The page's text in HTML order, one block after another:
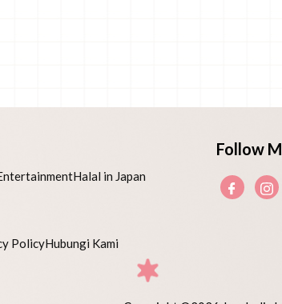
Halal in Japan
PolicyHubungi Kami
Follow